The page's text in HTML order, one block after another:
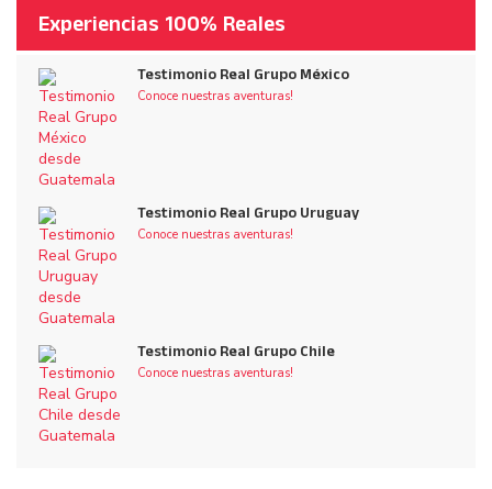
Experiencias 100% Reales
Testimonio Real Grupo México
Conoce nuestras aventuras!
Testimonio Real Grupo Uruguay
Conoce nuestras aventuras!
Testimonio Real Grupo Chile
Conoce nuestras aventuras!